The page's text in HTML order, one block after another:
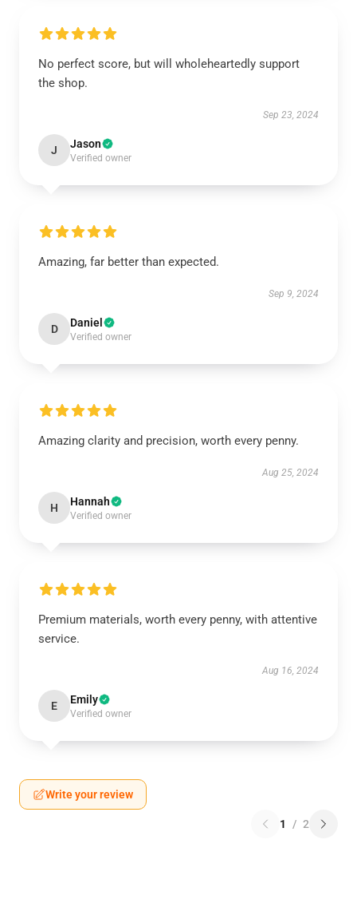
No perfect score, but will wholeheartedly support
the shop.
Sep 23, 2024
J Jason
Verified owner
Amazing, far better than expected.
Sep 9, 2024
D Daniel
Verified owner
Amazing clarity and precision, worth every penny.
Aug 25, 2024
H Hannah
Verified owner
Premium materials, worth every penny, with attentive
service.
Aug 16, 2024
E Emily
Verified owner
Write your review
1 / 2